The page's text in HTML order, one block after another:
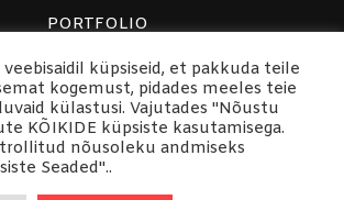
PORTFOLIO
PRIVAATSUSPOLIITIKA
FACEBOOK
©2022 MEESKOND
küpsiseid, et pakkuda teile
kogemust, pidades meeles teie
külastusi. Vajutades "Nõustu
KÕIKIDE küpsiste kasutamisega.
nõusoleku andmiseks
Seaded"..